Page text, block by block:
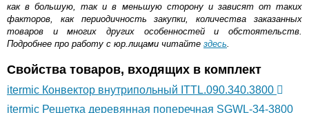
как в большую, так и в меньшую сторону и зависят от таких
факторов, как периодичность закупки, количества заказанных
товаров и многих других особенностей и обстоятельств.
Подробнее про работу с юр.лицами читайте здесь.
Свойства товаров, входящих в комплект
itermic Конвектор внутрипольный ITTL.090.340.3800
itermic Решетка деревянная поперечная SGWL-34-3800